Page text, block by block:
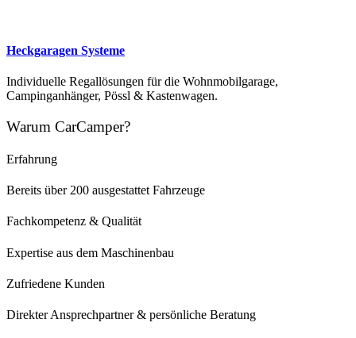
Heckgaragen Systeme
Individuelle Regallösungen für die Wohnmobilgarage,
Campinganhänger, Pössl & Kastenwagen.
Warum CarCamper?
Erfahrung
Bereits über 200 ausgestattet Fahrzeuge
Fachkompetenz & Qualität
Expertise aus dem Maschinenbau
Zufriedene Kunden
Direkter Ansprechpartner & persönliche Beratung